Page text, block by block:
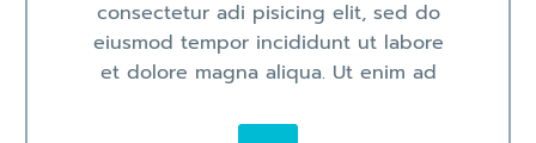
consectetur adi pisicing elit, sed do
eiusmod tempor incididunt ut labore
et dolore magna aliqua. Ut enim ad